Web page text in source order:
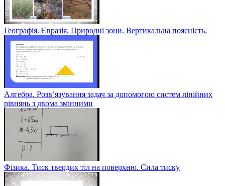
Географія. Євразія. Природні зони. Вертикальна поясність.
Алгебра. Розв’язування задач за допомогою систем лінійних
рівнянь з двома змінними
Фізика. Тиск твердих тіл на поверхню. Сила тиску